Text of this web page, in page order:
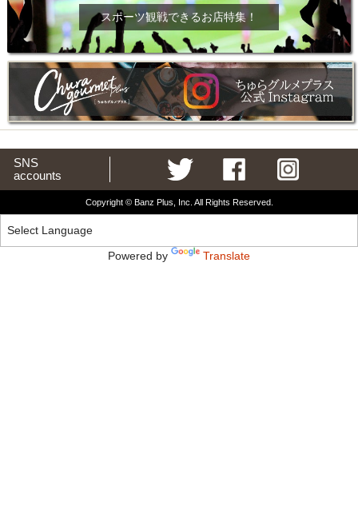
スポーツ観戦できるお店特集！
SNS
accounts
Copyright © Banz Plus, Inc. All Rights Reserved.
Powered by Translate